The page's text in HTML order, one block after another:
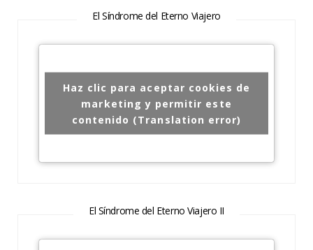
El Síndrome del Eterno Viajero
Haz clic para aceptar cookies de
marketing y permitir este
contenido (Translation error)
El Síndrome del Eterno Viajero II